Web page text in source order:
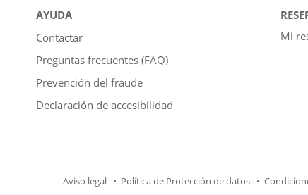
AYUDA
Contactar
Preguntas frecuentes (FAQ)
Prevención del fraude
Declaración de accesibilidad
Mi
Aviso legal Política de Protección de datos